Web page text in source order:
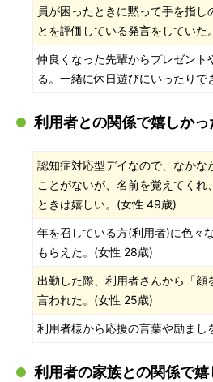
員が困ったときに黙って手を指し
とを評価している発言をしていた
仲良くなった先輩からプレゼント
る。一緒に休日遊びにいったりで
利用者との関係で嬉しかっ
認知症対応型デイなので、なかな
ことがないが、名前を覚えてくれ
ときは嬉しい。(女性 49歳)
年を召している方(利用者)に色々
もらえた。(女性 28歳)
出勤した際、利用者さんから「顔
言われた。(女性 25歳)
利用者様から応援の言葉や励ま
利用者の家族との関係で嬉